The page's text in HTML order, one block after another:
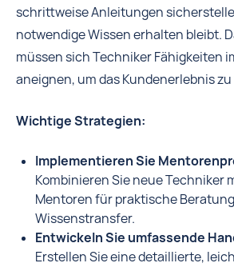
schrittweise Anleitungen
notwendige Wissen erhalten bleibt.
müssen sich Techniker Fähigkeiten
aneignen, um das Kundenerlebnis
Wichtige Strategien:
Implementieren Sie
Kombinieren Sie neue Techniker
Mentoren für praktische
Wissenstransfer.
Entwickeln Sie umfassende
Erstellen Sie eine detaillierte,